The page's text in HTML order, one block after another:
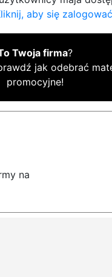
aby się
Twoja firma?
jak odebrać
promocyjne!
na